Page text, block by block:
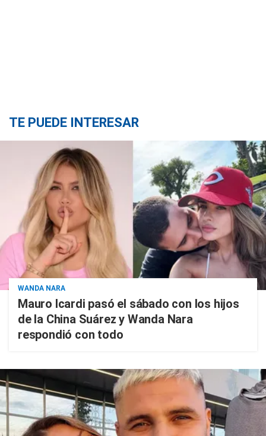
TE PUEDE INTERESAR
WANDA NARA
Mauro Icardi pasó el sábado con los hijos
de la China Suárez y Wanda Nara
respondió con todo